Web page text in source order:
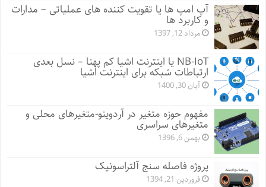
آپ امپ ها یا تقویت کننده های عملیاتی – مدارات
و کاربرد ها
مرداد 12, 1397
NB-IoT یا اینترنت اشیا کم پهنا – نسل بعدی
ارتباطات شبکه برای اینترنت اشیا
آبان 30, 1400
مفهوم حوزه متغیر در آردوینو-متغیرهای محلی و
متغیرهای سراسری
بهمن 6, 1396
پروژه فاصله سنج آلتراسونیک
فروردین 21, 1394